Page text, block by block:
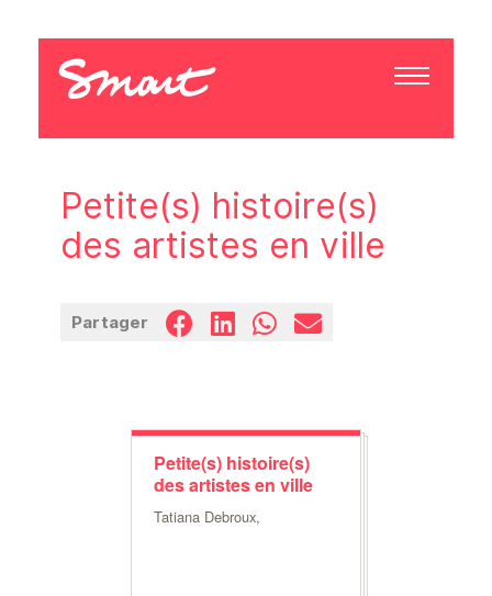
Petite(s) histoire(s)
des artistes en ville
Partager
Petite(s) histoire(s)
des artistes en ville
Tatiana Debroux,